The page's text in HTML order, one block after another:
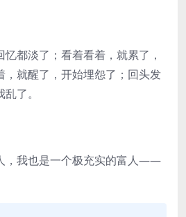
都淡了；看着看着，就累了，
，就醒了，开始埋怨了；回头发
了。
，我也是一个极充实的富人——